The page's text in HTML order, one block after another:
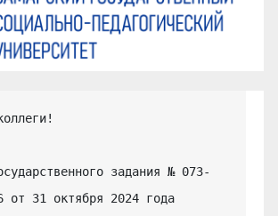
задания № 073-
от 31 октября 2024 года